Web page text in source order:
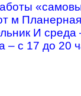
м
И среда
– с 17 до 20